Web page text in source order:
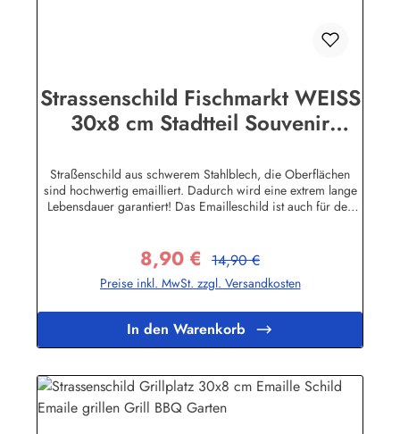
Strassenschild Fischmarkt WEISS
30x8 cm Stadtteil Souvenir
Andenken
Straßenschild aus schwerem Stahlblech, die Oberflächen
sind hochwertig emailliert. Dadurch wird eine extrem lange
Lebensdauer garantiert! Das Emailleschild ist auch für den
stand! Sie wollen sich das Schild mit Ihrem eigenen Text
beschriften lassen? Hier geht's zu den Sonderanfertigungen
für Emaille Straßenschilder Herstellerinformationen:Buddel-
Hamburginfo@buddel.de
Verkaufspreis:
8,90 € Regulärer Preis:
14,90 €
Preise inkl. MwSt. zzgl. Versandkosten
In den Warenkorb